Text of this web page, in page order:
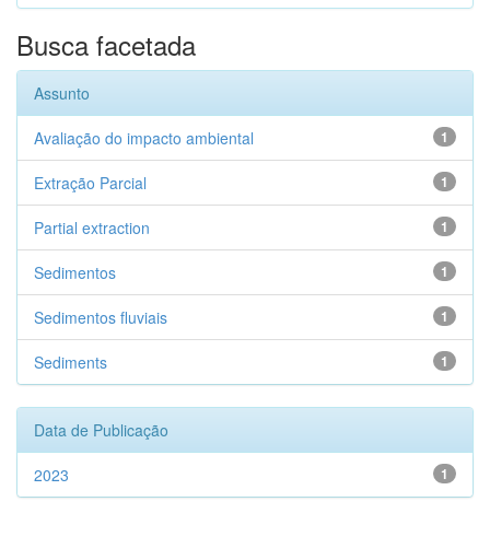
Busca facetada
Assunto
1
Avaliação do impacto ambiental
1
Extração Parcial
1
Partial extraction
1
Sedimentos
1
Sedimentos fluviais
1
Sediments
Data de Publicação
1
2023